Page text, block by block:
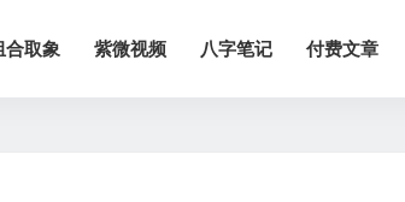
合取象 紫微视频 八字笔记 付费文章